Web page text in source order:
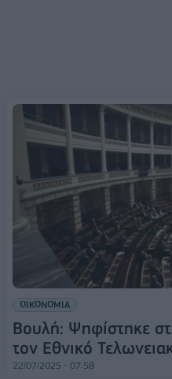
ΟΙΚΟΝΟΜΙΑ
Βουλή: Ψηφίστηκε
τον Εθνικό
22/07/2025 - 07:58